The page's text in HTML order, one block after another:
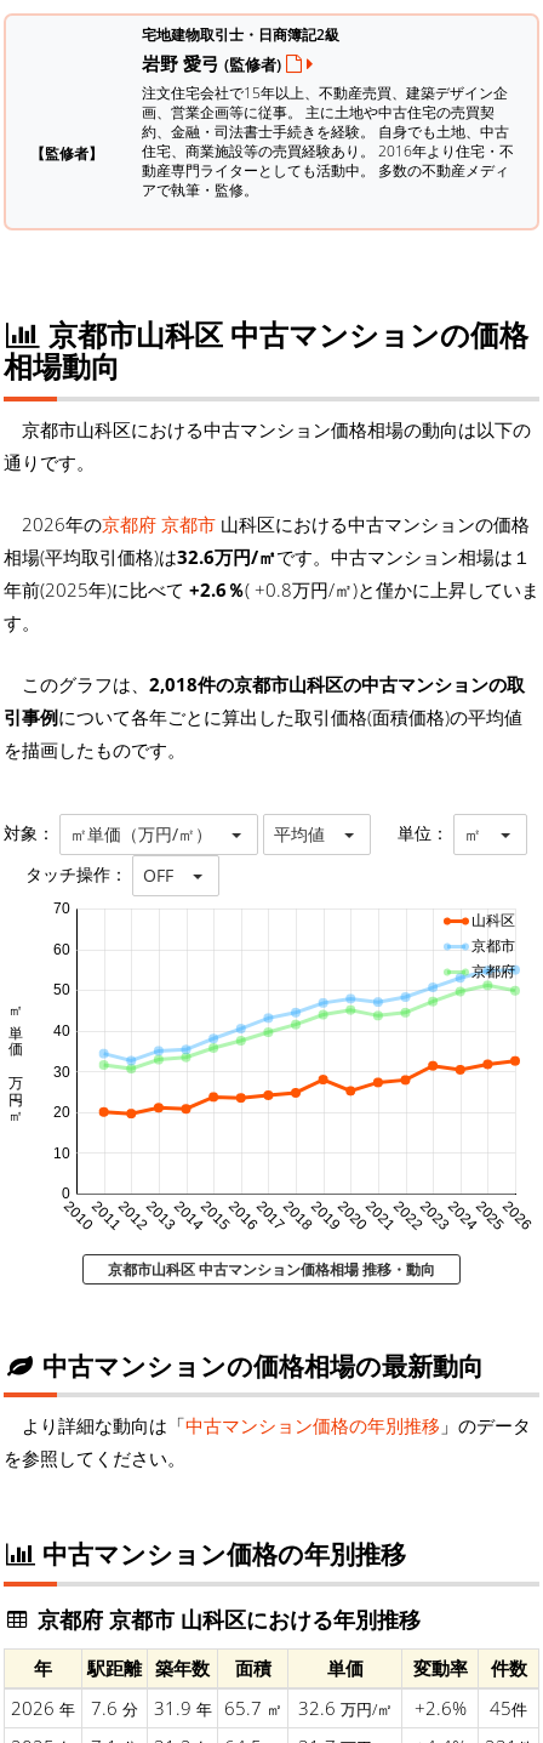
【監修者】
宅地建物取引士・日商簿記2級
岩野 愛弓 (監修者)
注文住宅会社で15年以上、不動産売買、建築デザイン企
画、営業企画等に従事。 主に土地や中古住宅の売買契
約、金融・司法書士手続きを経験。 自身でも土地、中古
住宅、商業施設等の売買経験あり。 2016年より住宅・不
動産専門ライターとしても活動中。 多数の不動産メディ
アで執筆・監修。
京都市山科区 中古マンションの価格
相場動向
京都市山科区における中古マンション価格相場の動向は以下の
通りです。
2026年の京都府 京都市 山科区における中古マンションの価格
相場(平均取引価格)は32.6万円/㎡です。中古マンション相場は１
年前(2025年)に比べて +2.6％( +0.8万円/㎡)と僅かに上昇していま
す。
このグラフは、 2,018件の京都市山科区の中古マンションの取
引事例について各年ごとに算出した取引価格(面積価格)の平均値
を描画したものです。
対象： ㎡単価（万円/㎡） 平均値 単位： ㎡
タッチ操作： OFF
20102011201220132014201520162017201820192020202120222023202420252026
0
10
20
30
40
50
60
70
㎡単価 万円/㎡
山科区
京都市
京都府
京都市山科区 中古マンション価格相場 推移・動向
中古マンションの価格相場の最新動向
より詳細な動向は「中古マンション価格の年別推移 」のデータ
を参照してください。
中古マンション価格の年別推移
京都府 京都市 山科区における年別推移
年 駅距離 築年数 面積 単価 変動率
件数
2026 年 7.6 分 31.9 年 65.7 ㎡ 32.6 万円/㎡ +2.6% 45件